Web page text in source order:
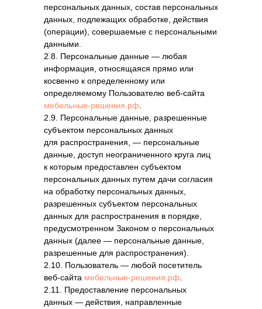
персональных данных, состав персональных
данных, подлежащих обработке, действия
(операции), совершаемые с персональными
данными.
2.8. Персональные данные — любая
информация, относящаяся прямо или
косвенно к определенному или
определяемому Пользователю веб-сайта
мебельные-решения.рф
2.9. Персональные данные, разрешенные
субъектом персональных данных
для распространения, — персональные
данные, доступ неограниченного круга лиц
к которым предоставлен субъектом
персональных данных путем дачи согласия
на обработку персональных данных,
разрешенных субъектом персональных
данных для распространения в порядке,
предусмотренном Законом о персональных
данных (далее — персональные данные,
разрешенные для распространения).
2.10. Пользователь — любой посетитель
веб-сайта мебельные-решения.рф
2.11. Предоставление персональных
данных — действия, направленные